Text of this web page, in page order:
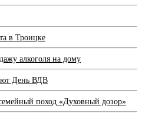
в Троицке
алкоголя на дому
День ВДВ
поход «Духовный дозор»